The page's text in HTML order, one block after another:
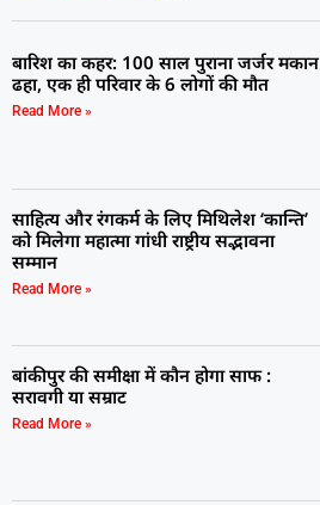
बारिश का कहर: 100 साल पुराना जर्जर मकान
ढहा, एक ही परिवार के 6 लोगों की मौत
Read More »
साहित्य और रंगकर्म के लिए मिथिलेश ‘कान्ति’
को मिलेगा महात्मा गांधी राष्ट्रीय सद्भावना
सम्मान
Read More »
बांकीपुर की समीक्षा में कौन होगा साफ :
सरावगी या सम्राट
Read More »